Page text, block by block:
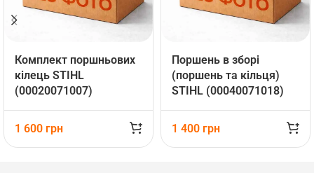
Комплект поршньових
кілець STIHL
(00020071007)
1 600 грн
Поршень в зборі
(поршень та кільця)
STIHL (00040071018)
1 400 грн